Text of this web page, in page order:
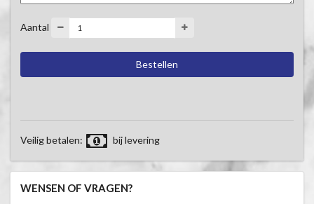
Aantal
Veilig betalen: bij levering
WENSEN OF VRAGEN?